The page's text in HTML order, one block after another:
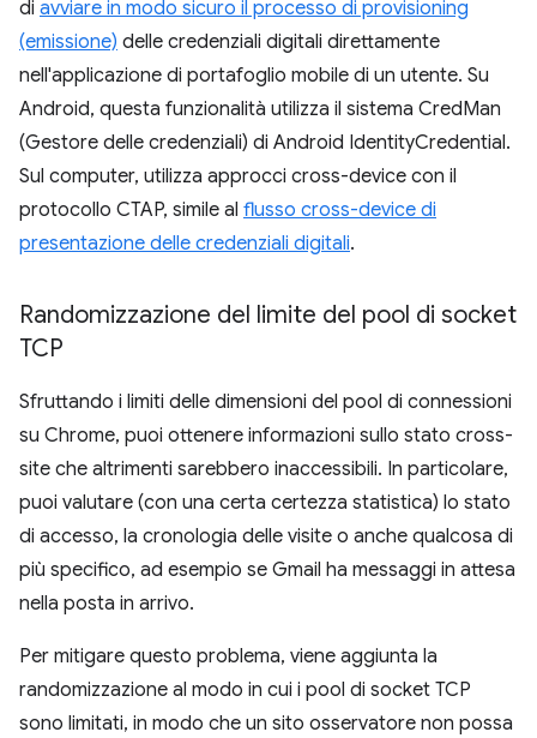
di avviare in modo sicuro il processo di provisioning
(emissione) delle credenziali digitali direttamente
nell'applicazione di portafoglio mobile di un utente. Su
Android, questa funzionalità utilizza il sistema CredMan
(Gestore delle credenziali) di Android IdentityCredential.
Sul computer, utilizza approcci cross-device con il
protocollo CTAP, simile al flusso cross-device di
presentazione delle credenziali digitali.
Randomizzazione del limite del pool di socket
TCP
Sfruttando i limiti delle dimensioni del pool di connessioni
su Chrome, puoi ottenere informazioni sullo stato cross-
site che altrimenti sarebbero inaccessibili. In particolare,
puoi valutare (con una certa certezza statistica) lo stato
di accesso, la cronologia delle visite o anche qualcosa di
più specifico, ad esempio se Gmail ha messaggi in attesa
nella posta in arrivo.
Per mitigare questo problema, viene aggiunta la
randomizzazione al modo in cui i pool di socket TCP
sono limitati, in modo che un sito osservatore non possa